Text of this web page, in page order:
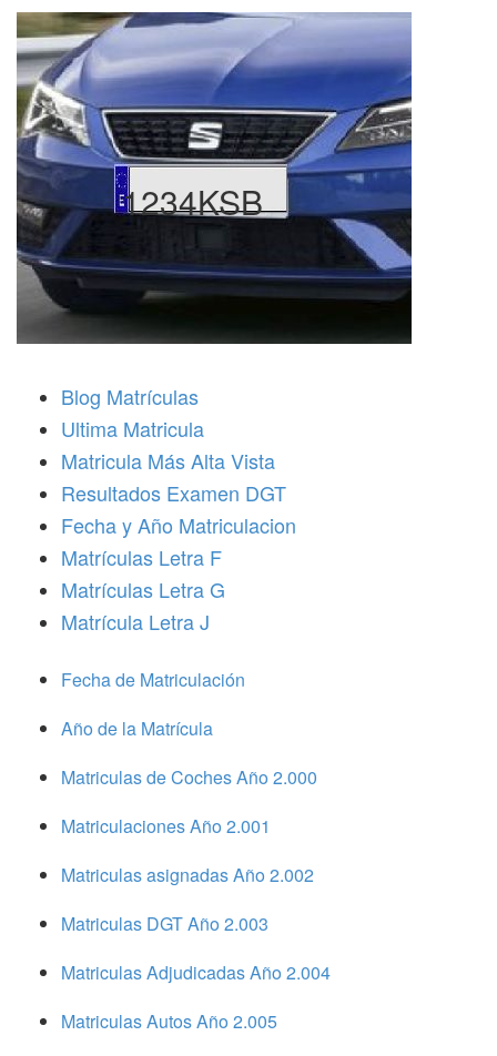
1234KSB
Blog Matrículas
Ultima Matricula
Matricula Más Alta Vista
Resultados Examen DGT
Fecha y Año Matriculacion
Matrículas Letra F
Matrículas Letra G
Matrícula Letra J
Fecha de Matriculación
Año de la Matrícula
Matriculas de Coches Año 2.000
Matriculaciones Año 2.001
Matriculas asignadas Año 2.002
Matriculas DGT Año 2.003
Matriculas Adjudicadas Año 2.004
Matriculas Autos Año 2.005